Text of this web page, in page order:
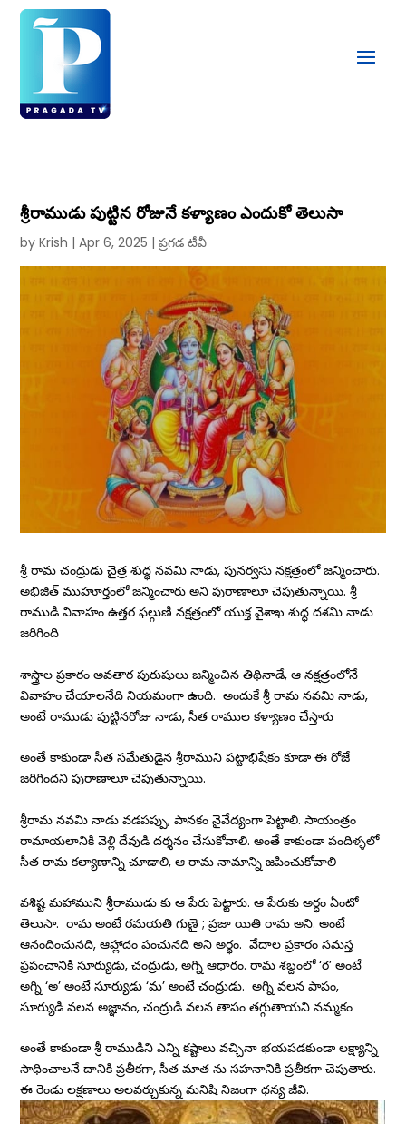
శ్రీరాముడు పుట్టిన రోజునే కళ్యాణం ఎందుకో తెలుసా
byKrish |Apr 6, 2025 |ప్రగడ టీవీ
శ్రీ రామ చంద్రుడు చైత్ర శుద్ధ నవమి నాడు, పునర్వసు నక్షత్రంలో జన్మించారు.
అభిజిత్ ముహూర్తంలో జన్మించారు అని పురాణాలూ చెపుతున్నాయి. శ్రీ
రాముడి వివాహం ఉత్తర ఫల్గుణి నక్షత్రంలో యుక్త వైశాఖ శుద్ధ దశమి నాడు
జరిగింది
శాస్త్రాల ప్రకారం అవతార పురుషులు జన్మించిన తిథినాడే, ఆ నక్షత్రంలోనే
వివాహం చేయాలనేది నియమంగా ఉంది. అందుకే శ్రీ రామ నవమి నాడు,
అంటే రాముడు పుట్టినరోజు నాడు, సీత రాముల కళ్యాణం చేస్తారు
అంతే కాకుండా సీత సమేతుడైన శ్రీరాముని పట్టాభిషేకం కూడా ఈ రోజే
జరిగిందని పురాణాలూ చెపుతున్నాయి.
శ్రీరామ నవమి నాడు వడపప్పు, పానకం నైవేద్యంగా పెట్టాలి. సాయంత్రం
రామాయలానికి వెళ్లి దేవుడి దర్శనం చేసుకోవాలి. అంతే కాకుండా పందిళ్ళలో
సీత రామ కల్యాణాన్ని చూడాలి, ఆ రామ నామాన్ని జపించుకోవాలి
వశిష్ట మహాముని శ్రీరాముడు కు ఆ పేరు పెట్టారు. ఆ పేరుకు అర్ధం ఏంటో
తెలుసా. రామ అంటే రమయతి గుణై ; ప్రజా యితి రామ అని. అంటే
ఆనందించునది, ఆహ్లాదం పంచునది అని అర్ధం. వేదాల ప్రకారం సమస్త
ప్రపంచానికి సూర్యుడు, చంద్రుడు, అగ్ని ఆధారం. రామ శబ్దంలో ‘ర’ అంటే
అగ్ని ‘అ’ అంటే సూర్యుడు ‘మ’ అంటే చంద్రుడు. అగ్ని వలన పాపం,
సూర్యుడి వలన అజ్ఞానం, చంద్రుడి వలన తాపం తగ్గుతాయని నమ్మకం
అంతే కాకుండా శ్రీ రాముడిని ఎన్ని కష్టాలు వచ్చినా భయపడకుండా లక్ష్యాన్ని
సాధించాలనే దానికి ప్రతీకగా, సీత మాత ను సహనానికి ప్రతీకగా చెపుతారు.
ఈ రెండు లక్షణాలు అలవర్చుకున్న మనిషి నిజంగా ధన్య జీవి.